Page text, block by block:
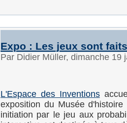
Expo : Les jeux sont
Par Didier Müller, dimanche 19
L'Espace des Inventions
exposition du Musée
initiation par le jeu aux